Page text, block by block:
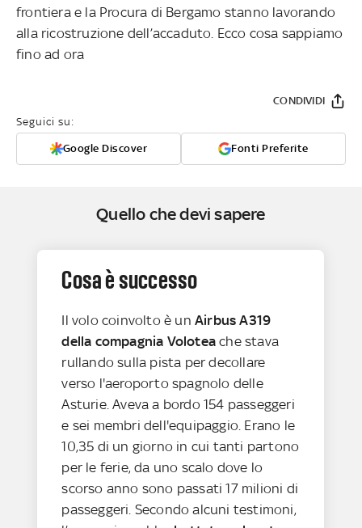
frontiera e la Procura di Bergamo stanno lavorando
alla ricostruzione dell’accaduto. Ecco cosa sappiamo
fino ad ora
Seguici su:
Google Discover Fonti Preferite
CONDIVIDI
Quello che devi sapere
Cosa è successo
Il volo coinvolto è unAirbus A319
della compagnia Volotea che stava
rullando sulla pista per decollare
verso l'aeroporto spagnolo delle
Asturie. Aveva a bordo 154 passeggeri
e sei membri dell'equipaggio. Erano le
10,35 di un giorno in cui tanti partono
per le ferie, da uno scalo dove lo
scorso anno sono passati 17 milioni di
passeggeri. Secondo alcuni testimoni,